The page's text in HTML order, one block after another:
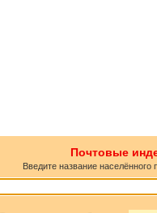
Почтовые
Введите название населённого